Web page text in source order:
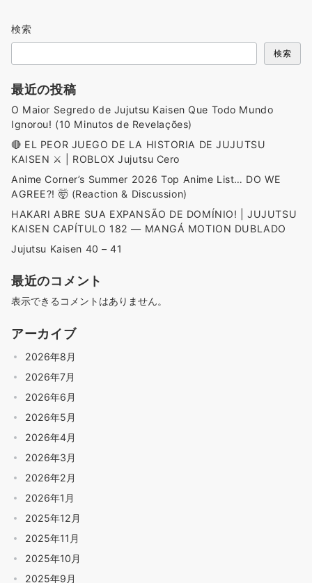
検索
検索
最近の投稿
O Maior Segredo de Jujutsu Kaisen Que Todo Mundo
Ignorou! (10 Minutos de Revelações)
🔴 EL PEOR JUEGO DE LA HISTORIA DE JUJUTSU
KAISEN ⚔️ | ROBLOX Jujutsu Cero
Anime Corner’s Summer 2026 Top Anime List… DO WE
AGREE?! 🤯 (Reaction & Discussion)
HAKARI ABRE SUA EXPANSÃO DE DOMÍNIO! | JUJUTSU
KAISEN CAPÍTULO 182 — MANGÁ MOTION DUBLADO
Jujutsu Kaisen 40 – 41
最近のコメント
表示できるコメントはありません。
アーカイブ
2026年8月
2026年7月
2026年6月
2026年5月
2026年4月
2026年3月
2026年2月
2026年1月
2025年12月
2025年11月
2025年10月
2025年9月